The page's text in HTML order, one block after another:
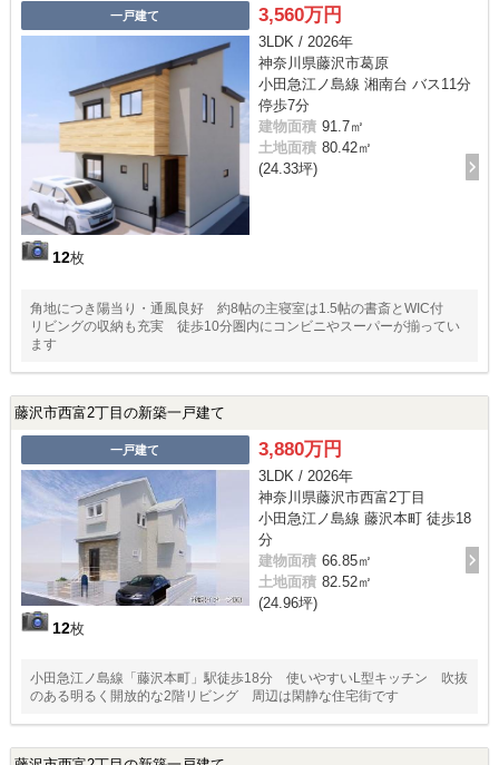
一戸建て
12枚
3,560万円
3LDK / 2026年
神奈川県藤沢市葛原
小田急江ノ島線 湘南台 バス11分
停歩7分
建物面積 91.7㎡
土地面積 80.42㎡
(24.33坪)
角地につき陽当り・通風良好 約8帖の主寝室は1.5帖の書斎とWIC付
リビングの収納も充実 徒歩10分圏内にコンビニやスーパーが揃ってい
ます
藤沢市西富2丁目の新築一戸建て
一戸建て
12枚
3,880万円
3LDK / 2026年
神奈川県藤沢市西富2丁目
小田急江ノ島線 藤沢本町 徒歩18
分
建物面積 66.85㎡
土地面積 82.52㎡
(24.96坪)
小田急江ノ島線「藤沢本町」駅徒歩18分 使いやすいL型キッチン 吹抜
のある明るく開放的な2階リビング 周辺は閑静な住宅街です